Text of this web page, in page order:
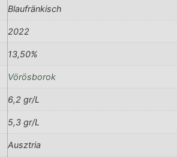
Blaufränkisch
2022
13,50%
Vörösborok
6,2 gr/L
5,3 gr/L
Ausztria